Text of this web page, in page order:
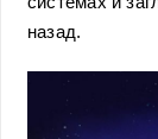
назад.